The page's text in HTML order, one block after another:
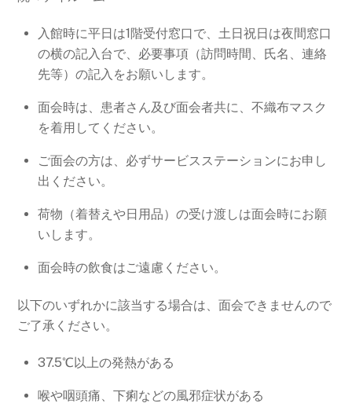
入館時に平日は1階受付窓口で、土日祝日は夜間窓口
の横の記入台で、必要事項（訪問時間、氏名、連絡
先等）の記入をお願いします。
面会時は、患者さん及び面会者共に、不織布マスク
を着用してください。
ご面会の方は、必ずサービスステーションにお申し
出ください。
荷物（着替えや日用品）の受け渡しは面会時にお願
いします。
面会時の飲食はご遠慮ください。
以下のいずれかに該当する場合は、面会できませんので
ご了承ください。
37.5℃以上の発熱がある
喉や咽頭痛、下痢などの風邪症状がある